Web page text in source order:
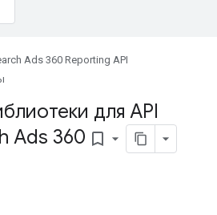
Ads 360 Reporting API
для API
Ads 360 bookmark_border